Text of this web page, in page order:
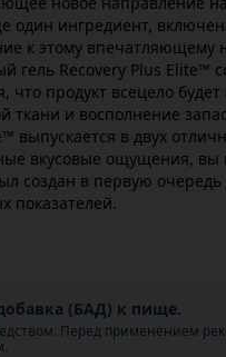
один ингредиент,
к этому впечатляющему
гель Recovery Plus Elite™
что продукт всецело
и восполнение
выпускается в двух
вкусовые ощущения, вы
создан в первую очередь
показателей.
(БАД) к пище.
Перед применением